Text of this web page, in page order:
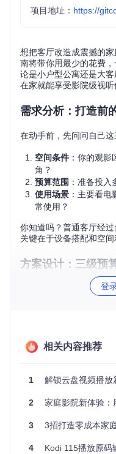
项目地址： https://
想把客厅改造成震撼的
南将带你用最少的花费
论是小户型公寓还是大
在家就能享受影院级视听
需求分析：打造前
在动手前，先问问自己这
空间条件 ：你的观
角？
预算范围 ：准备投入
使用场景 ：主要看
常使用？
你知道吗？普通客厅经
关键在于设备搭配和空间
方案设计：三级预
入门级（500-1000元）
音频系统：电视内置
播放设备：旧电脑或
核心设备：
显示设备：720P投影
播放设备：蓝光播放
登
相关内容推荐
1 解锁云盘视频播放新
2 家庭影院新体验：
3 3招打造零成本家庭云
4 Kodi 115播放原码